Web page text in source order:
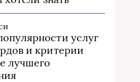
услуг
и критерии
лучшего